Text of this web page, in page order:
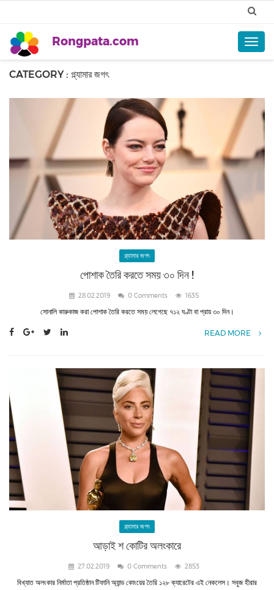
Rongpata.com
CATEGORY : গ্ল্যামার জগৎ
গ্ল্যামার জগৎ
পোশাক তৈরি করতে সময় ৩০ দিন !
28.02.2019 0 Comments 1635
সোনালি কারুকাজ করা পোশাক তৈরি করতে সময় লেগেছে ৭১২ ঘণ্টা বা প্রায় ৩০ দিন।
READ MORE
গ্ল্যামার জগৎ
আড়াই শ কোটির অলংকারে
27.02.2019 0 Comments 2853
বিখ্যাত অলংকার নির্মাতা প্রতিষ্ঠান টিফানি অ্যান্ড কোংয়ের তৈরি ১২৮ ক্যারেটের এই নেকলেস। সবুজ হীরার